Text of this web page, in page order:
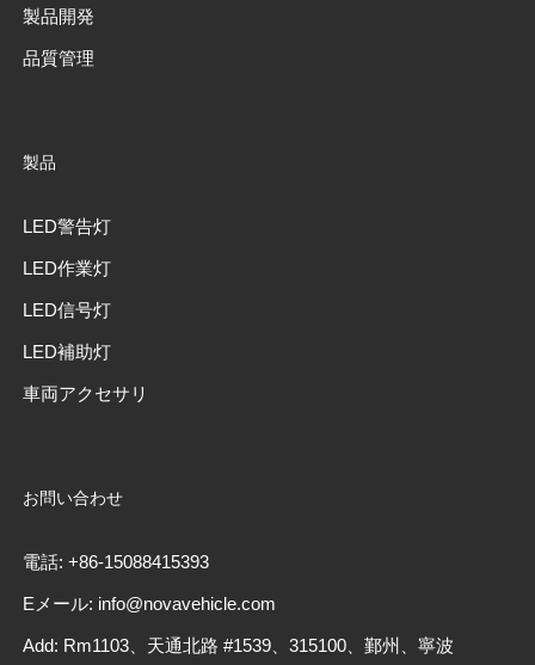
製品開発
品質管理
製品
LED警告灯
LED作業灯
LED信号灯
LED補助灯
車両アクセサリ
お問い合わせ
電話: +86-15088415393
Eメール: info@novavehicle.com
Add: Rm1103、天通北路 #1539、315100、鄞州、寧波